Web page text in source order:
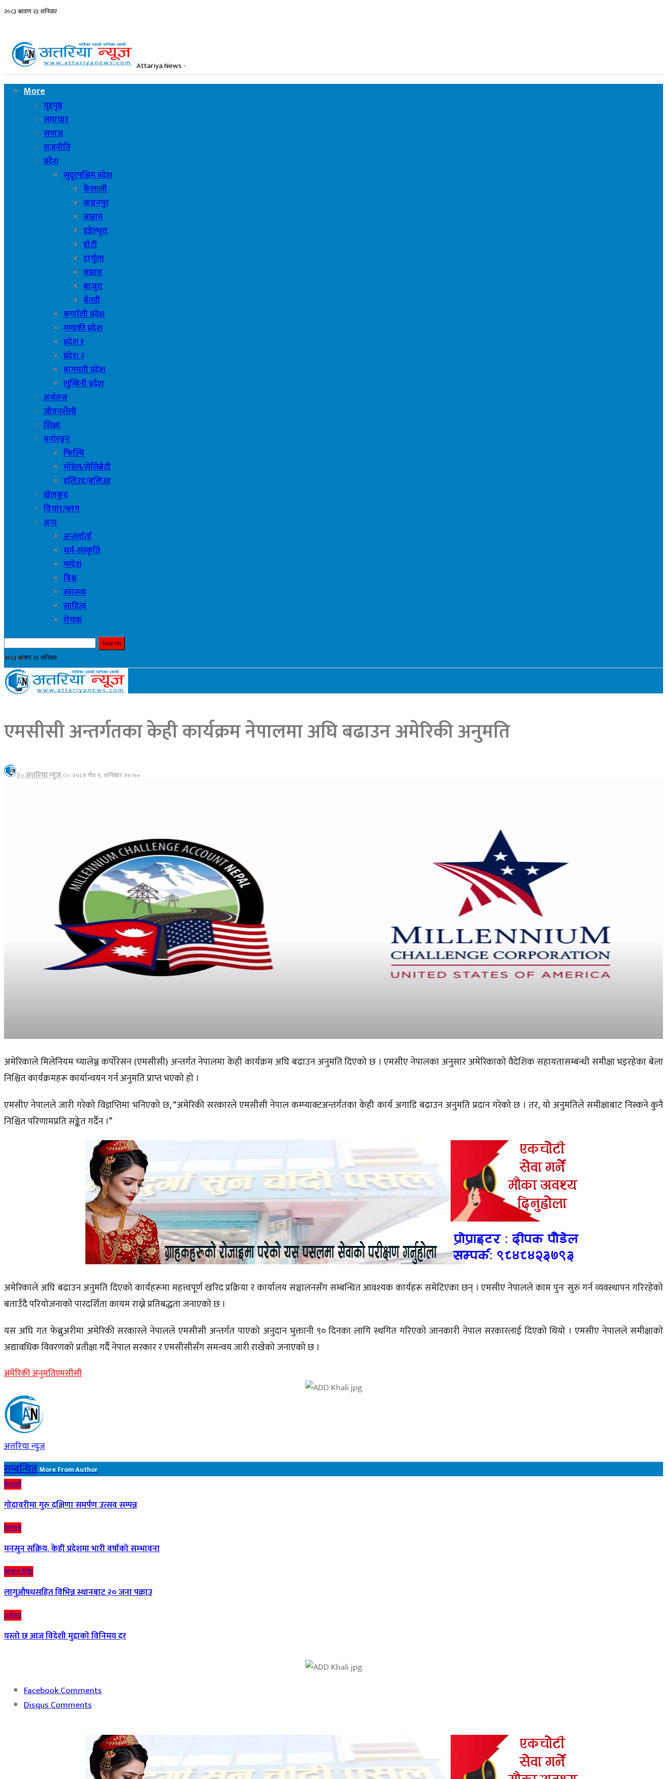
Attariya News -
More
गृहपृष्ठ
समाचार
समाज
राजनीति
प्रदेश
सुदूरपश्चिम प्रदेश
कैलाली
कञ्चनपुर
अछाम
डडेल्धुरा
डाेटी
दार्चुला
बझाङ
बाजुरा
बैतडी
कर्णाली प्रदेश
गण्डकी प्रदेश
प्रदेश १
प्रदेश २
बागमती प्रदेश
लुम्बिनी प्रदेश
अर्थतन्त्र
जीवनशैली
शिक्षा
मनाेरञ्जन
फिल्मि
मोडेल/सेलिब्रेटी
हलिउड/बलिउड
खेलकुद
विचार/ब्लग
अन्य
अन्तर्वार्ता
धर्म-संस्कृति
परदेश
विश्व
स्वास्थ्य
साहित्य
रोचक
Posts
Categories
Tags
एमसीसी अन्तर्गतका केही कार्यक्रम नेपालमा अघि बढाउन अमेरिकी अनुमति
Byअत्तरिया न्युजOn २०८१ चैत्र ९, शनिबार २०:५०
अमेरिकाले मिलेनियमच्यालेञ्जकर्पोरेसन(एमसीसी)अन्तर्गत नेपालमा केही कार्यक्रम अघि बढाउन अनुमति दिएको छ ।एमसीएनेपालका अनुसार अमेरिकाको वैदेशिक सहायतासम्बन्धी समीक्षा भइरहेका बेला
निश्चित कार्यक्रमहरू कार्यान्वयन गर्न अनुमति प्राप्त भएको हो ।
एमसीएनेपालले जारी गरेको विज्ञप्तिमा भनिएको छ, “अमेरिकी सरकारलेएमसीसीनेपाल कम्प्याक्टअन्तर्गतका केही कार्य अगाडि बढाउन अनुमति प्रदान गरेको छ । तर, यो अनुमतिले समीक्षाबाट निस्कने कुनै
निश्चित परिणामप्रति सङ्केत गर्दैन ।”
अमेरिकाले अघि बढाउन अनुमति दिएको कार्यहरूमा महत्त्वपूर्ण खरिद प्रक्रिया र कार्यालय सञ्चालनसँग सम्बन्धित आवश्यक कार्यहरू समेटिएका छन् ।एमसीएनेपालले काम पुनः सुरु गर्न व्यवस्थापन गरिरहेको
बताउँदै परियोजनाको पारदर्शिता कायम राख्ने प्रतिबद्धता जनाएको छ ।
यस अघि गत फेब्रुअरीमा अमेरिकी सरकारले नेपाललेएमसीसीअन्तर्गत पाएको अनुदान भुक्तानी ९० दिनका लागि स्थगित गरिएको जानकारी नेपाल सरकारलाई दिएको थियो ।एमसीएनेपालले समीक्षाको
अद्यावधिक विवरणको प्रतीक्षा गर्दै नेपाल सरकार र एमसीसीसँग समन्वय जारी राखेको जनाएको छ ।
अमेरिकी अनुमतिएमसीसी
अत्तरिया न्युज
सम्बन्धितMore From Author
कैलाली
गोदावरीमा गुरु दक्षिणा समर्पण उत्सव सम्पन्न
कैलाली
मनसुन सक्रिय, केही प्रदेशमा भारी वर्षाको सम्भावना
फ्ल्यास हेडिङ
लागुऔषधसहित विभिन्न स्थानबाट २० जना पक्राउ
अर्थतन्त्र
यस्तो छ आज विदेशी मुद्राको विनिमय दर
Facebook Comments
Disqus Comments